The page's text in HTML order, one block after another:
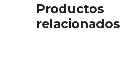
Productos
relacionados